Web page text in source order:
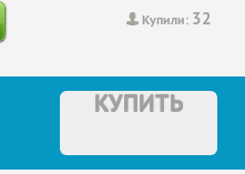
Купили: 32
КУПИТЬ